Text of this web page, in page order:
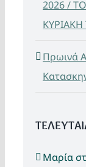
2026 /
Πρωινά
Μαρία